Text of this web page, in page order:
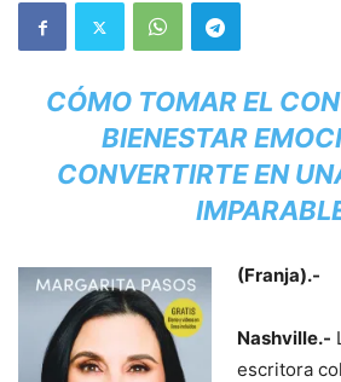
CÓMO TOMAR EL
BIENESTAR
CONVERTIRTE EN
(Franja).-
Nashville.-
escritora